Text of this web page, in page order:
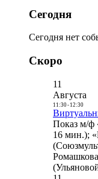
Сегодня
Сегодня нет
Скоро
11
Августа
11:30- 12:30
Показ м/ф
16 мин.);